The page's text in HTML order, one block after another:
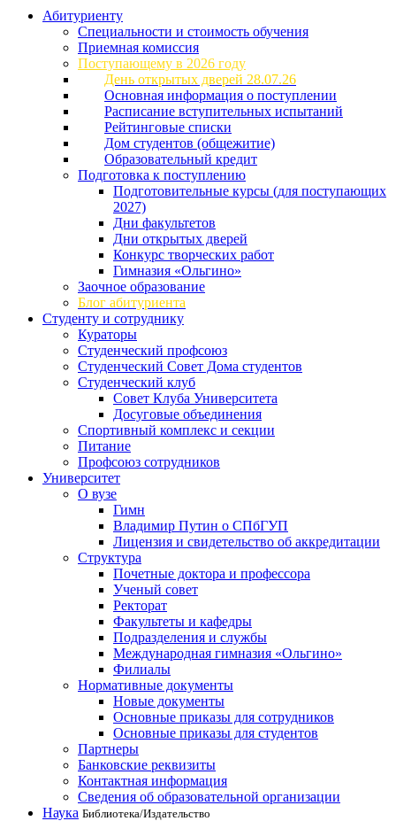
Абитуриенту
Специальности и стоимость обучения
Приемная комиссия
Поступающему в 2026 году
День открытых дверей 28.07.26
Основная информация о поступлении
Расписание вступительных испытаний
Рейтинговые списки
Дом студентов (общежитие)
Образовательный кредит
Подготовка к поступлению
Подготовительные курсы (для поступающих
2027)
Дни факультетов
Дни открытых дверей
Конкурс творческих работ
Гимназия «Ольгино»
Заочное образование
Блог абитуриента
Студенту и сотруднику
Кураторы
Студенческий профсоюз
Студенческий Совет Дома студентов
Студенческий клуб
Совет Клуба Университета
Досуговые объединения
Спортивный комплекс и секции
Питание
Профсоюз сотрудников
Университет
О вузе
Гимн
Владимир Путин о СПбГУП
Лицензия и свидетельство об аккредитации
Структура
Почетные доктора и профессора
Ученый совет
Ректорат
Факультеты и кафедры
Подразделения и службы
Международная гимназия «Ольгино»
Филиалы
Нормативные документы
Новые документы
Основные приказы для сотрудников
Основные приказы для студентов
Партнеры
Банковские реквизиты
Контактная информация
Сведения об образовательной организации
Наука Библиотека/Издательство